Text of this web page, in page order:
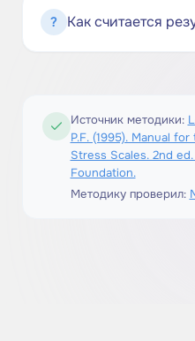
? Как считается
Источник методики:
P.F. (1995). Manual
Stress Scales. 2nd
Foundation.
Методику проверил: